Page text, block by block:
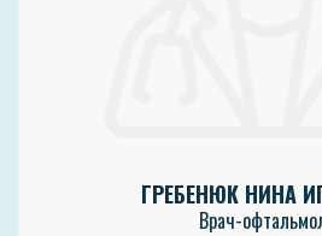
ГРЕБЕНЮК НИНА
Врач-